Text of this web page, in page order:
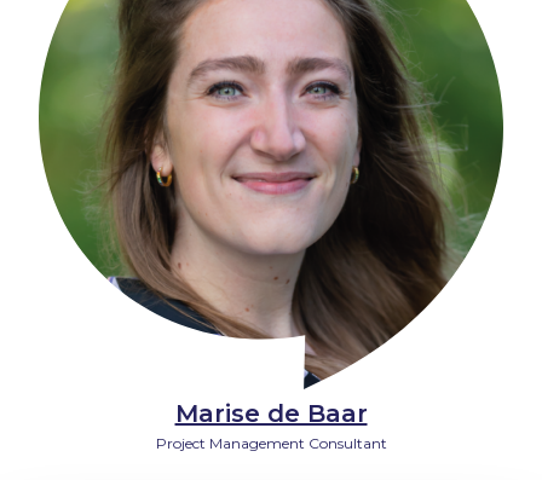
Marise de Baar
Project Management Consultant